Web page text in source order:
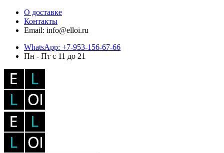
О доставке
Контакты
Email: info@elloi.ru
WhatsApp: +7-953-156-67-66
Пн - Пт с 11 до 21